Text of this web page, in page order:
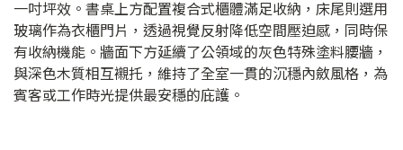
一吋坪效。書桌上方配置複合式櫃體滿足收納，床尾則選用
玻璃作為衣櫃門片，透過視覺反射降低空間壓迫感，同時保
有收納機能。牆面下方延續了公領域的灰色特殊塗料腰牆，
與深色木質相互襯托，維持了全室一貫的沉穩內斂風格，為
賓客或工作時光提供最安穩的庇護。